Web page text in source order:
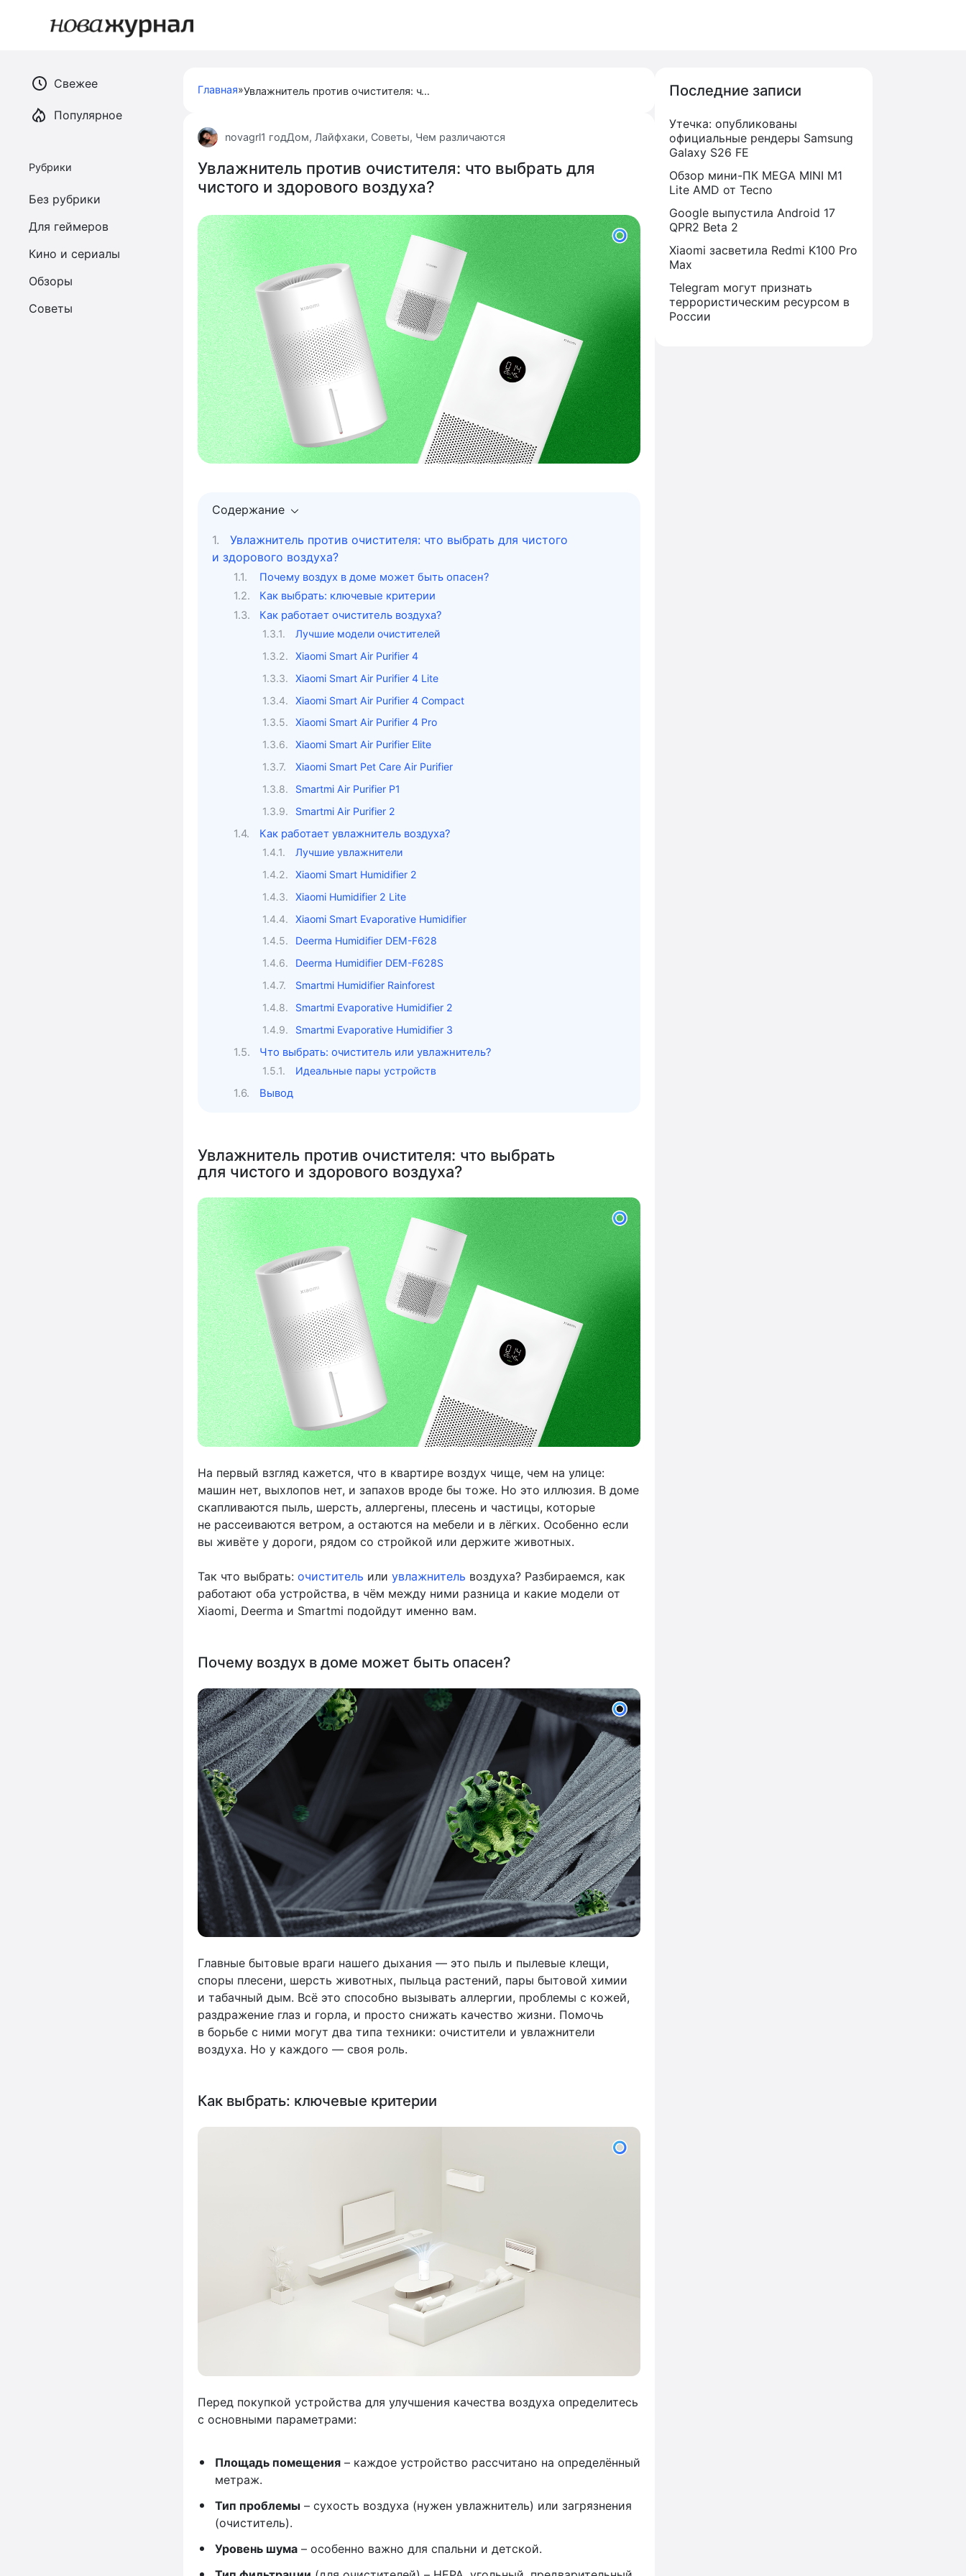
Главная» Увлажнитель против очистителя: что выбрать для чистого и здорового воздуха?
novagrl1 годДом, Лайфхаки, Советы, Чем различаются
Увлажнитель против очистителя: что выбрать для
чистого и здорового воздуха?
Содержание
Увлажнитель против очистителя: что выбрать для чистого
и здорового воздуха?
Почему воздух в доме может быть опасен?
Как выбрать: ключевые критерии
Как работает очиститель воздуха?
Лучшие модели очистителей
Xiaomi Smart Air Purifier 4
Xiaomi Smart Air Purifier 4 Lite
Xiaomi Smart Air Purifier 4 Compact
Xiaomi Smart Air Purifier 4 Pro
Xiaomi Smart Air Purifier Elite
Xiaomi Smart Pet Care Air Purifier
Smartmi Air Purifier P1
Smartmi Air Purifier 2
Как работает увлажнитель воздуха?
Лучшие увлажнители
Xiaomi Smart Humidifier 2
Xiaomi Humidifier 2 Lite
Xiaomi Smart Evaporative Humidifier
Deerma Humidifier DEM-F628
Deerma Humidifier DEM-F628S
Smartmi Humidifier Rainforest
Smartmi Evaporative Humidifier 2
Smartmi Evaporative Humidifier 3
Что выбрать: очиститель или увлажнитель?
Идеальные пары устройств
Вывод
Увлажнитель против очистителя: что выбрать
для чистого и здорового воздуха?
На первый взгляд кажется, что в квартире воздух чище, чем на улице:
машин нет, выхлопов нет, и запахов вроде бы тоже. Но это иллюзия. В доме
скапливаются пыль, шерсть, аллергены, плесень и частицы, которые
не рассеиваются ветром, а остаются на мебели и в лёгких. Особенно если
вы живёте у дороги, рядом со стройкой или держите животных.
Так что выбрать: очиститель или увлажнитель воздуха? Разбираемся, как
работают оба устройства, в чём между ними разница и какие модели от
Xiaomi, Deerma и Smartmi подойдут именно вам.
Почему воздух в доме может быть опасен?
Главные бытовые враги нашего дыхания — это пыль и пылевые клещи,
споры плесени, шерсть животных, пыльца растений, пары бытовой химии
и табачный дым. Всё это способно вызывать аллергии, проблемы с кожей,
раздражение глаз и горла, и просто снижать качество жизни. Помочь
в борьбе с ними могут два типа техники: очистители и увлажнители
воздуха. Но у каждого — своя роль.
Как выбрать: ключевые критерии
Перед покупкой устройства для улучшения качества воздуха определитесь
с основными параметрами:
Площадь помещения– каждое устройство рассчитано на определённый
метраж.
Тип проблемы– сухость воздуха (нужен увлажнитель) или загрязнения
(очиститель).
Уровень шума– особенно важно для спальни и детской.
Свежее
Популярное
Рубрики
Без рубрики
Для геймеров
Кино и сериалы
Обзоры
Советы
Последние записи
Утечка: опубликованы
официальные рендеры Samsung
Galaxy S26 FE
Обзор мини-ПК MEGA MINI M1
Lite AMD от Tecno
Google выпустила Android 17
QPR2 Beta 2
Xiaomi засветила Redmi K100 Pro
Max
Telegram могут признать
террористическим ресурсом в
России